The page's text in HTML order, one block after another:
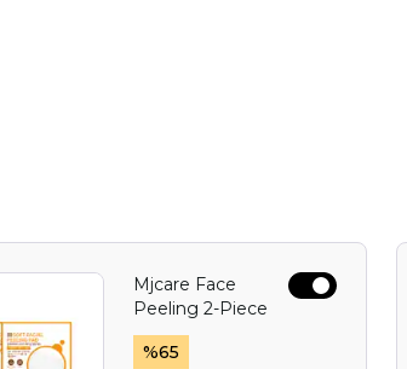
Mjcare Face
Peeling 2-Piece
%65